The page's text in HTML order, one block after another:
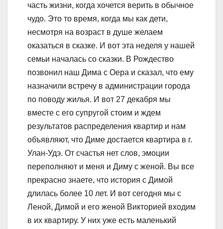
часть жизни, когда хочется верить в обычное
чудо. Это то время, когда мы как дети,
несмотря на возраст в душе желаем
оказаться в сказке. И вот эта неделя у нашей
семьи началась со сказки. В Рождество
позвонил наш Дима с Оера и сказал, что ему
назначили встречу в администрации города
по поводу жилья. И вот 27 декабря мы
вместе с его супругой стоим и ждем
результатов распределения квартир и нам
объявляют, что Диме достается квартира в г.
Улан-Удэ. От счастья нет слов, эмоции
переполняют и меня и Диму с женой. Вы все
прекрасно знаете, что история с Димой
длилась более 10 лет. И вот сегодня мы с
Леной, Димой и его женой Викторией входим
в их квартиру. У них уже есть маленький